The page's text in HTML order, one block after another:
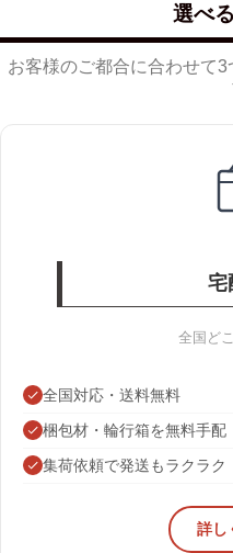
選べ
お客様のご都合に合わせて
宅
全国ど
全国対応・送料無料
梱包材・輪行箱を無料手配
集荷依頼で発送もラクラク
詳し